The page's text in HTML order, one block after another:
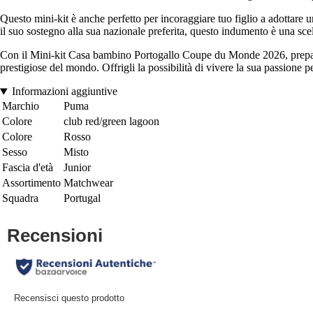
Questo mini-kit è anche perfetto per incoraggiare tuo figlio a adottare
il suo sostegno alla sua nazionale preferita, questo indumento è una
Con il Mini-kit Casa bambino Portogallo Coupe du Monde 2026,
prestigiose del mondo. Offrigli la possibilità di vivere la sua passione
Informazioni aggiuntive
Marchio
Puma
Colore
club red/green lagoon
Colore
Rosso
Sesso
Misto
Fascia d'età
Junior
Assortimento Matchwear
Squadra
Portugal